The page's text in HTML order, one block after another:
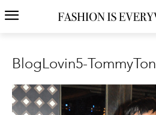
BlogLovin5-TommyTon